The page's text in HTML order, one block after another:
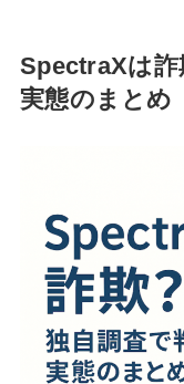
SpectraXは詐
実態のまとめ